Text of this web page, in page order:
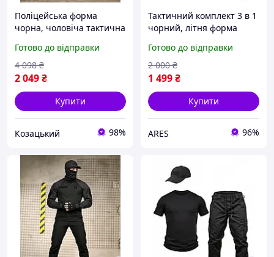
Поліцейська форма
чорна, чоловіча тактична
форма поліція XL odfbq
Готово до відправки
2 049₴
4 098 ₴
Купити
Козацький 98%
Тактичний комплект 3 в 1
чорний, літня форма
форма ЗСУ, літній
комплект форми
Готово до відправки
1 499₴
2 000 ₴
Купити
ARES 96%